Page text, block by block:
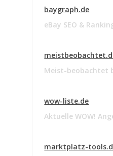
baygraph.de
eBay SEO &
Meist-beobachtet
wow-liste.de
Aktuelle WOW!
marktplatz-